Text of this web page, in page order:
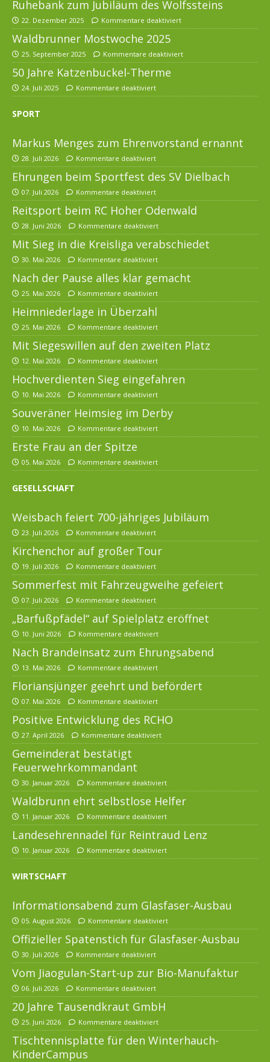
Ruhebank zum Jubiläum des Wolfssteins
22. Dezember 2025 Kommentare deaktiviert
Waldbrunner Mostwoche 2025
25. September 2025 Kommentare deaktiviert
50 Jahre Katzenbuckel-Therme
24. Juli 2025 Kommentare deaktiviert
SPORT
Markus Menges zum Ehrenvorstand ernannt
28. Juli 2026 Kommentare deaktiviert
Ehrungen beim Sportfest des SV Dielbach
07. Juli 2026 Kommentare deaktiviert
Reitsport beim RC Hoher Odenwald
28. Juni 2026 Kommentare deaktiviert
Mit Sieg in die Kreisliga verabschiedet
30. Mai 2026 Kommentare deaktiviert
Nach der Pause alles klar gemacht
25. Mai 2026 Kommentare deaktiviert
Heimniederlage in Überzahl
25. Mai 2026 Kommentare deaktiviert
Mit Siegeswillen auf den zweiten Platz
12. Mai 2026 Kommentare deaktiviert
Hochverdienten Sieg eingefahren
10. Mai 2026 Kommentare deaktiviert
Souveräner Heimsieg im Derby
10. Mai 2026 Kommentare deaktiviert
Erste Frau an der Spitze
05. Mai 2026 Kommentare deaktiviert
GESELLSCHAFT
Weisbach feiert 700-jähriges Jubiläum
23. Juli 2026 Kommentare deaktiviert
Kirchenchor auf großer Tour
19. Juli 2026 Kommentare deaktiviert
Sommerfest mit Fahrzeugweihe gefeiert
07. Juli 2026 Kommentare deaktiviert
„Barfußpfädel“ auf Spielplatz eröffnet
10. Juni 2026 Kommentare deaktiviert
Nach Brandeinsatz zum Ehrungsabend
13. Mai 2026 Kommentare deaktiviert
Floriansjünger geehrt und befördert
07. Mai 2026 Kommentare deaktiviert
Positive Entwicklung des RCHO
27. April 2026 Kommentare deaktiviert
Gemeinderat bestätigt
Feuerwehrkommandant
30. Januar 2026 Kommentare deaktiviert
Waldbrunn ehrt selbstlose Helfer
11. Januar 2026 Kommentare deaktiviert
Landesehrennadel für Reintraud Lenz
10. Januar 2026 Kommentare deaktiviert
WIRTSCHAFT
Informationsabend zum Glasfaser-Ausbau
05. August 2026 Kommentare deaktiviert
Offizieller Spatenstich für Glasfaser-Ausbau
30. Juli 2026 Kommentare deaktiviert
Vom Jiaogulan-Start-up zur Bio-Manufaktur
06. Juli 2026 Kommentare deaktiviert
20 Jahre Tausendkraut GmbH
25. Juni 2026 Kommentare deaktiviert
Tischtennisplatte für den Winterhauch-
KinderCampus